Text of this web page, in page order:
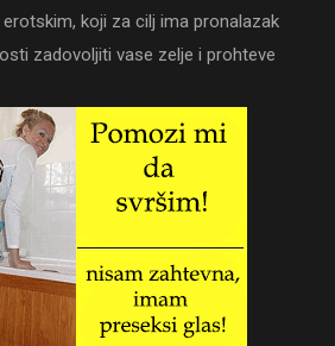
koji za cilj ima pronalazak
zadovoljiti vase zelje i prohteve